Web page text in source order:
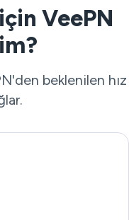
VeePN
beklenilen hız